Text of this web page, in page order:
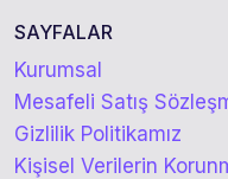
SAYFALAR
Kurumsal
Mesafeli Satış
Gizlilik Politikamız
Kişisel Verilerin